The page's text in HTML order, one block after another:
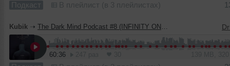
Подкаст В плейлист (в 3 плейлистах)
Kubik ➝ The Dark Mind Podcast #8 (INFINITY ON MUSIC PODCAST)
60:36